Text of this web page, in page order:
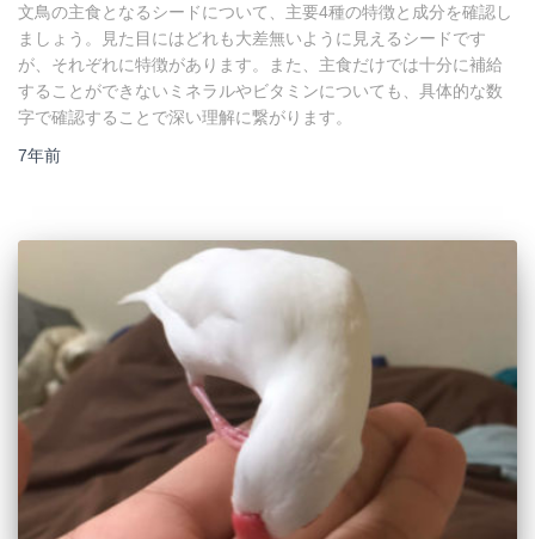
文鳥の主食となるシードについて、主要4種の特徴と成分を確認し
ましょう。見た目にはどれも大差無いように見えるシードです
が、それぞれに特徴があります。また、主食だけでは十分に補給
することができないミネラルやビタミンについても、具体的な数
字で確認することで深い理解に繋がります。
7年前